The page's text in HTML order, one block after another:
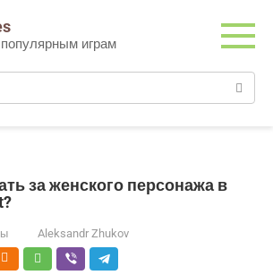
играм
за женского персонажа в
Aleksandr Zhukov